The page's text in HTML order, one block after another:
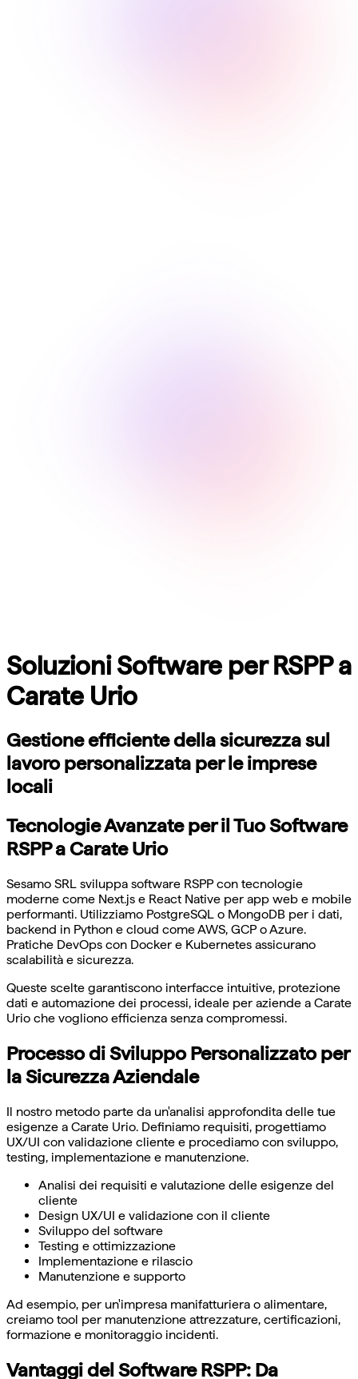
Soluzioni Software per RSPP a
Carate Urio
Gestione efficiente della sicurezza sul
lavoro personalizzata per le imprese
locali
Tecnologie Avanzate per il Tuo Software
RSPP a Carate Urio
Sesamo SRL sviluppa software RSPP con tecnologie
moderne come Next.js e React Native per app web e mobile
performanti. Utilizziamo PostgreSQL o MongoDB per i dati,
backend in Python e cloud come AWS, GCP o Azure.
Pratiche DevOps con Docker e Kubernetes assicurano
scalabilità e sicurezza.
Queste scelte garantiscono interfacce intuitive, protezione
dati e automazione dei processi, ideale per aziende a Carate
Urio che vogliono efficienza senza compromessi.
Processo di Sviluppo Personalizzato per
la Sicurezza Aziendale
Il nostro metodo parte da un'analisi approfondita delle tue
esigenze a Carate Urio. Definiamo requisiti, progettiamo
UX/UI con validazione cliente e procediamo con sviluppo,
testing, implementazione e manutenzione.
Analisi dei requisiti e valutazione delle esigenze del
cliente
Design UX/UI e validazione con il cliente
Sviluppo del software
Testing e ottimizzazione
Implementazione e rilascio
Manutenzione e supporto
Ad esempio, per un'impresa manifatturiera o alimentare,
creiamo tool per manutenzione attrezzature, certificazioni,
formazione e monitoraggio incidenti.
Vantaggi del Software RSPP: Da